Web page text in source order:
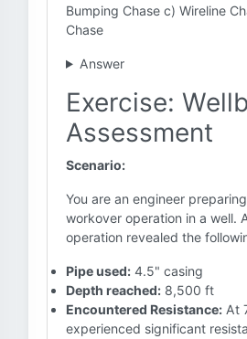
Bumping Chase c) Wireline
Chase
Answer
Exercise:
Assessment
Scenario:
You are an engineer
workover operation in a well.
operation revealed the
Pipe used: 4.5" casing
Depth reached: 8,500 ft
Encountered Resistance: At
experienced significant